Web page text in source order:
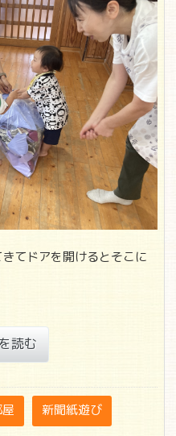
てドアを開けるとそこに
読む
新聞紙遊び